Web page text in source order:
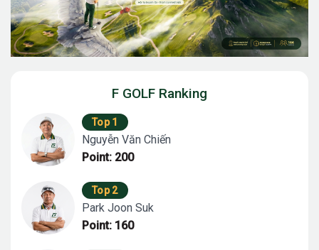
F GOLF Ranking
Top 1
Nguyễn Văn Chiến
Point: 200
Top 2
Park Joon Suk
Point: 160